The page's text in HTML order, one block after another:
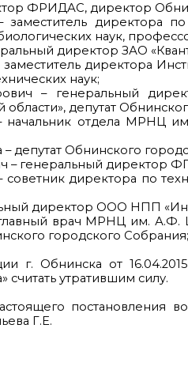
ФРИДАС, директор
заместитель
наук,
директор ЗАО
директора
наук;
– генеральный
области», депутат
– начальник отдела
Обнинского
генеральный директор
директора по
директор ООО НПП
врач МРНЦ им.
городского Собрания;
г. Обнинска от
считать утратившим силу.
постановления
Г.Е.